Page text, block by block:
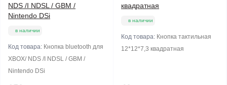
NDS /I NDSL / GBM /
Nintendo DSi
в наличии
Код товара: Кнопка bluetooth для
XBOX/ NDS /I NDSL / GBM /
Nintendo DSi
квадратная
в наличии
Код товара: Кнопка тактильная
12*12*7,3 квадратная